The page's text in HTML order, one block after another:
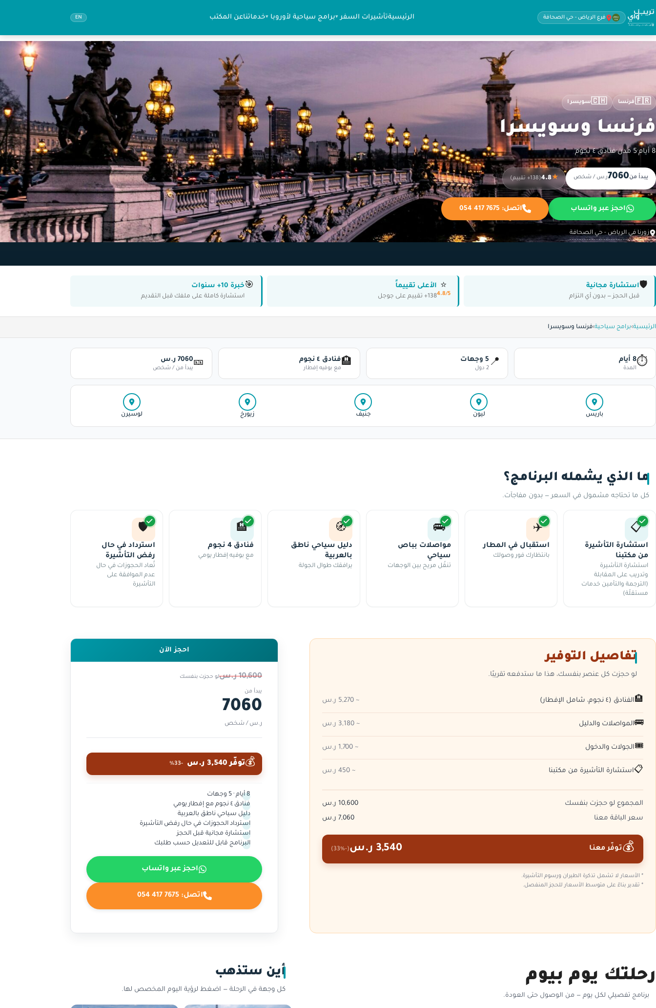
فرع الرياض - حي الصحافة الرئيسيةتأشيرات السفر برامج سياحية لأوروبا خدماتناعن المكتب EN
🇫🇷فرنسا 🇨🇭سويسرا
فرنسا وسويسرا
8 أيام ·5 مدن ·فنادق ٤ نجوم
يبدأ من7060ر.س / شخص ★
4.8(138+ تقييم)
احجز عبر واتساب اتصل: 054 417 7675
زورنا في الرياض - حي الصحافة
🛡️استشارة مجانية
قبل الحجز — بدون أي التزام
⭐
4.8/5
الأعلى تقييماً
138+ تقييم على جوجل
🎯 خبرة 10+ سنوات
استشارة كاملة على ملفك قبل التقديم
الرئيسية›برامج سياحية›فرنسا وسويسرا
⏱8 أيام
المدة 📍 5 وجهات
2 دول 🏨فنادق ٤ نجوم
مع بوفيه إفطار 🎫7060 ر.س
يبدأ من / شخص
باريس ليون جنيف زيورخ لوسيرن
ما الذي يشمله البرنامج؟
كل ما تحتاجه مشمول في السعر — بدون مفاجآت.
📋
استشارة التأشيرة
من مكتبنا
استشارة التأشيرة
وتدريب على المقابلة
(الترجمة والتأمين خدمات
مستقلّة)
✈️
استقبال في المطار
بانتظارك فور وصولك
🚌
مواصلات بباص
سياحي
تنقّل مريح بين الوجهات
🧭
دليل سياحي ناطق
بالعربية
يرافقك طوال الجولة
🏨
فنادق 4 نجوم
مع بوفيه إفطار يومي
🛡️
استرداد في حال
رفض التأشيرة
تُعاد الحجوزات في حال
عدم الموافقة على
التأشيرة
تفاصيل التوفير
لو حجزت كل عنصر بنفسك، هذا ما ستدفعه تقريبًا.
🏨الفنادق (٤ نجوم، شامل الإفطار) ~ 5,270 ر.س
🚌المواصلات والدليل ~ 3,180 ر.س
🎟️الجولات والدخول ~ 1,700 ر.س
📋استشارة التأشيرة من مكتبنا ~ 450 ر.س
المجموع لو حجزت بنفسك
10,600 ر.س
سعر الباقة معنا
7,060 ر.س
💰توفّر معنا 3,540 ر.س (-33%)
* الأسعار لا تشمل تذكرة الطيران ورسوم التأشيرة.
* تقدير بناءً على متوسط الأسعار للحجز المنفصل.
أين ستذهب
كل وجهة في الرحلة — اضغط لرؤية اليوم المخصص لها.
رحلتك يوم بيوم
برنامج تفصيلي لكل يوم — من الوصول حتى العودة.
احجز الآن
10,600 ر.س لو حجزت بنفسك
يبدأ من
7060
ر.س / شخص
💰توفّر 3,540 ر.س -33%
8 أيام · 5 وجهات
فنادق ٤ نجوم مع إفطار يومي
دليل سياحي ناطق بالعربية
استرداد الحجوزات في حال رفض التأشيرة
استشارة مجانية قبل الحجز
البرنامج قابل للتعديل حسب طلبك
احجز عبر واتساب
اتصل:054 417 7675